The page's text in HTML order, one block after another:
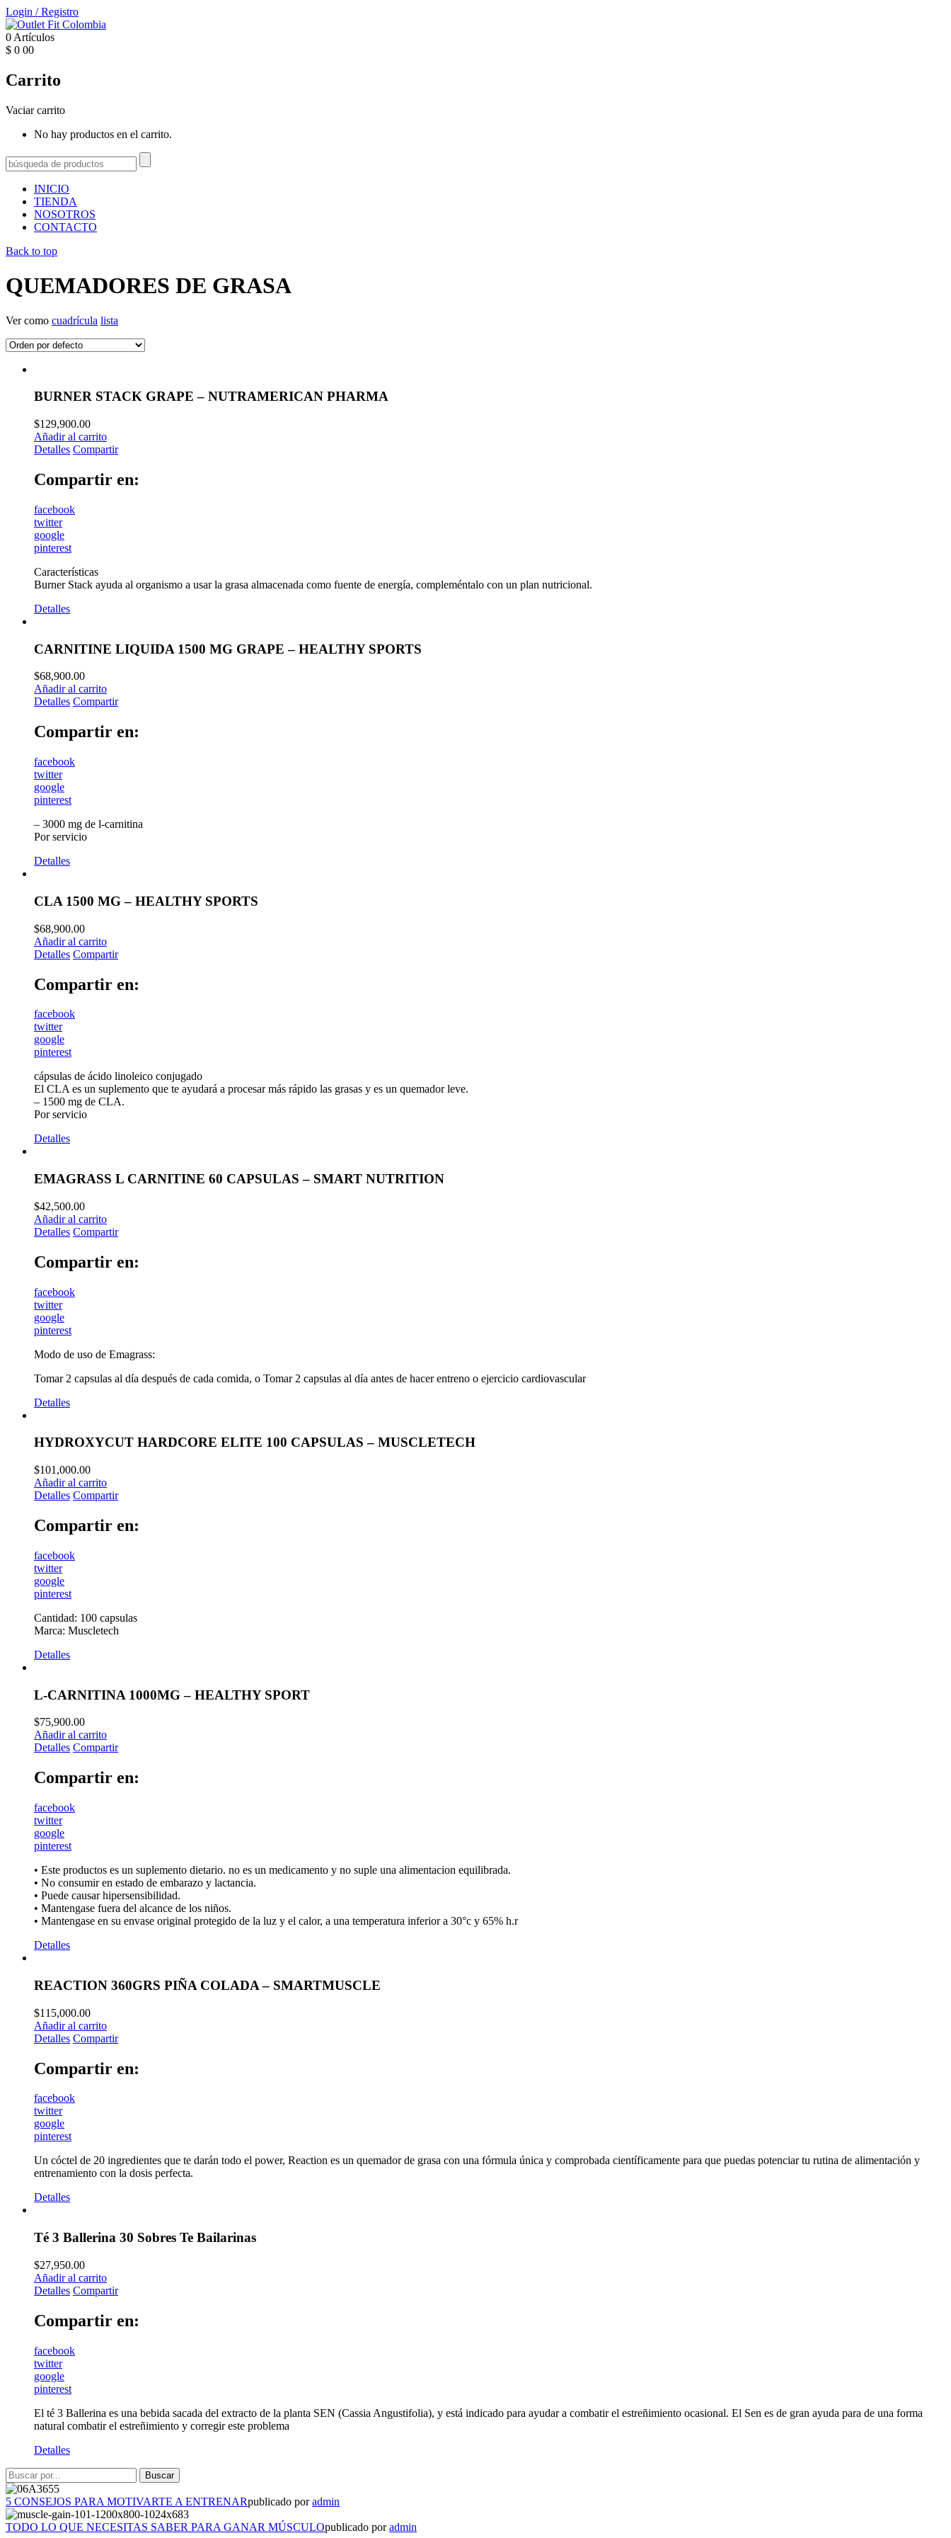
Login /Registro
0 Artículos
$ 0 00
Carrito
Vaciar carrito
No hay productos en el carrito.
INICIO
TIENDA
NOSOTROS
CONTACTO
Back to top
QUEMADORES DE GRASA
Ver como cuadrícula lista
BURNER STACK GRAPE – NUTRAMERICAN PHARMA
$129,900.00
Añadir al carrito
Detalles Compartir
Compartir en:
facebook
twitter
google
pinterest
Características
Burner Stack ayuda al organismo a usar la grasa almacenada como fuente de energía, compleméntalo con un plan nutricional.
Detalles
CARNITINE LIQUIDA 1500 MG GRAPE – HEALTHY SPORTS
$68,900.00
Añadir al carrito
Detalles Compartir
Compartir en:
facebook
twitter
google
pinterest
– 3000 mg de l-carnitina
Por servicio
Detalles
CLA 1500 MG – HEALTHY SPORTS
$68,900.00
Añadir al carrito
Detalles Compartir
Compartir en:
facebook
twitter
google
pinterest
cápsulas de ácido linoleico conjugado
El CLA es un suplemento que te ayudará a procesar más rápido las grasas y es un quemador leve.
– 1500 mg de CLA.
Por servicio
Detalles
EMAGRASS L CARNITINE 60 CAPSULAS – SMART NUTRITION
$42,500.00
Añadir al carrito
Detalles Compartir
Compartir en:
facebook
twitter
google
pinterest
Modo de uso de Emagrass:
Tomar 2 capsulas al día después de cada comida, o Tomar 2 capsulas al día antes de hacer entreno o ejercicio cardiovascular
Detalles
HYDROXYCUT HARDCORE ELITE 100 CAPSULAS – MUSCLETECH
$101,000.00
Añadir al carrito
Detalles Compartir
Compartir en:
facebook
twitter
google
pinterest
Cantidad: 100 capsulas
Marca: Muscletech
Detalles
L-CARNITINA 1000MG – HEALTHY SPORT
$75,900.00
Añadir al carrito
Detalles Compartir
Compartir en:
facebook
twitter
google
pinterest
• Este productos es un suplemento dietario. no es un medicamento y no suple una alimentacion equilibrada.
• No consumir en estado de embarazo y lactancia.
• Puede causar hipersensibilidad.
• Mantengase fuera del alcance de los niños.
• Mantengase en su envase original protegido de la luz y el calor, a una temperatura inferior a 30°c y 65% h.r
Detalles
REACTION 360GRS PIÑA COLADA – SMARTMUSCLE
$115,000.00
Añadir al carrito
Detalles Compartir
Compartir en:
facebook
twitter
google
pinterest
Un cóctel de 20 ingredientes que te darán todo el power, Reaction es un quemador de grasa con una fórmula única y comprobada científicamente para que puedas potenciar tu rutina de alimentación y
entrenamiento con la dosis perfecta.
Detalles
Té 3 Ballerina 30 Sobres Te Bailarinas
$27,950.00
Añadir al carrito
Detalles Compartir
Compartir en:
facebook
twitter
google
pinterest
El té 3 Ballerina es una bebida sacada del extracto de la planta SEN (Cassia Angustifolia), y está indicado para ayudar a combatir el estreñimiento ocasional. El Sen es de gran ayuda para de una forma
natural combatir el estreñimiento y corregir este problema
Detalles
5 CONSEJOS PARA MOTIVARTE A ENTRENARpublicado poradmin
TODO LO QUE NECESITAS SABER PARA GANAR MÚSCULOpublicado poradmin